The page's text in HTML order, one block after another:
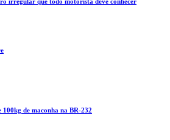
100kg de maconha na BR-232